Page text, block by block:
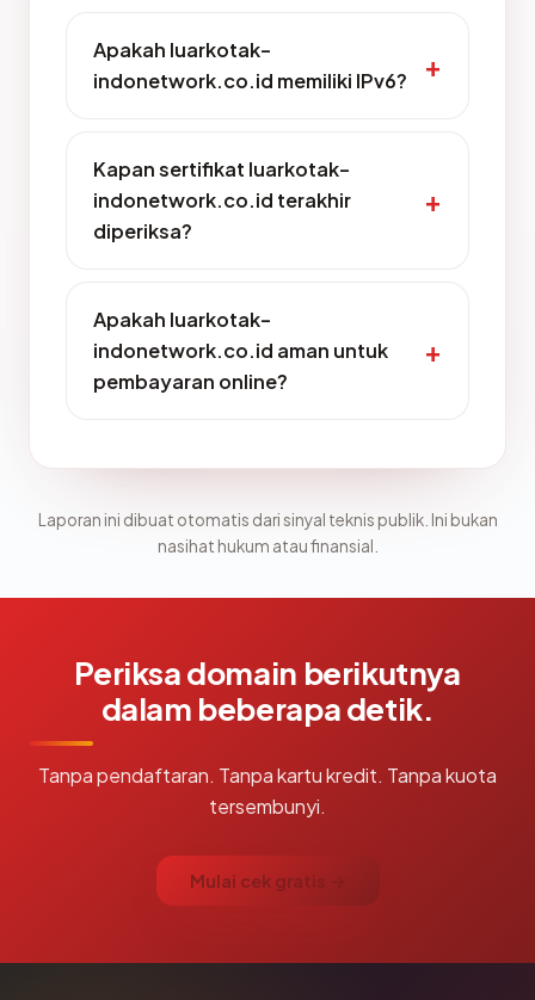
Apakah luarkotak-
indonetwork.co.id memiliki IPv6?
Kapan sertifikat luarkotak-
indonetwork.co.id terakhir
diperiksa?
Apakah luarkotak-
indonetwork.co.id aman untuk
pembayaran online?
Laporan ini dibuat otomatis dari sinyal teknis publik. Ini bukan
nasihat hukum atau finansial.
Periksa domain berikutnya
dalam beberapa detik.
Tanpa pendaftaran. Tanpa kartu kredit. Tanpa kuota
tersembunyi.
Mulai cek gratis →